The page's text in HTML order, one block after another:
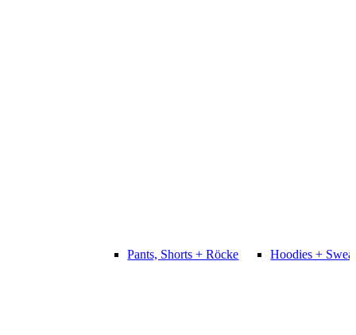
Pants, Shorts + Röcke Hoodies +